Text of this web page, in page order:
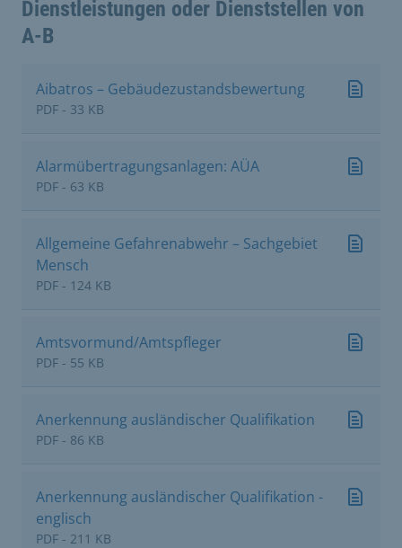
Dienstleistungen oder Dienststellen von
A-B
Aibatros – Gebäudezustandsbewertung
PDF - 33 KB
Alarmübertragungsanlagen: AÜA
PDF - 63 KB
Allgemeine Gefahrenabwehr – Sachgebiet
Mensch
PDF - 124 KB
Amtsvormund/Amtspfleger
PDF - 55 KB
Anerkennung ausländischer Qualifikation
PDF - 86 KB
Anerkennung ausländischer Qualifikation -
englisch
PDF - 211 KB